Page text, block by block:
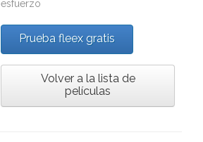
esfuerzo
Prueba fleex gratis
Volver a la lista de
películas